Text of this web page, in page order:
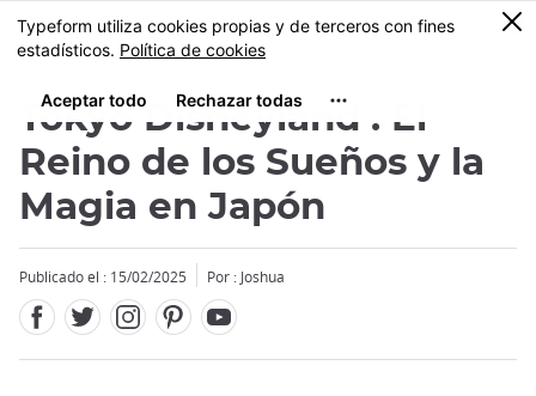
Tamaño
MENU
0
Tokyo Disneyland : El
Reino de los Sueños y la
Magia en Japón
Publicado el : 15/02/2025 Por : Joshua
Close
Close